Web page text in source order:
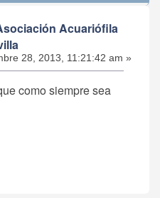
Acuariófila
28, 2013, 11:21:42 am »
como siempre sea